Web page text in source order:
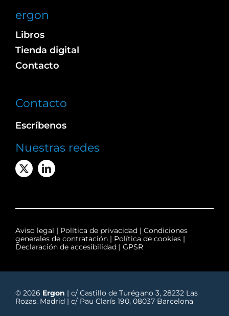
ergon
Libros
Tienda digital
Contacto
Contacto
Escríbenos
Nuestras redes
Aviso legal | Política de privacidad | Condiciones
generales de contratación| Política de cookies|
Declaración de accesibilidad| GPSR
© 2026 Ergon | c/ Castillo de Turégano 3, 28232 Las
Rozas. Madrid | c/ Pau Clarís 190, 08037 Barcelona